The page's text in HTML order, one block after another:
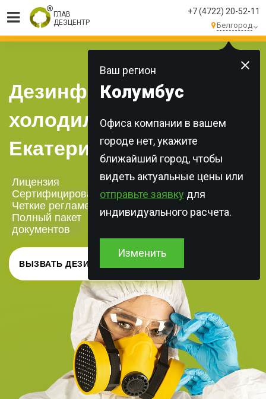
ГЛАВ
ДЕЗЦЕНТР
+7 (4722) 20-52-11
Белгород
Ваш регион
Колумбус
Офиса компании в вашем
городе нет, укажите
ближайший город, чтобы
видеть актуальные цены или
отправьте заявку для
индивидуального расчета.
Изменить
МЫ ВЫПОЛНЯЕМБОЛЕЕ 250 ЗАКАЗОВ
КАЖДЫЙ ДЕНЬ!
Дезинфекция
холодильников в
Екатеринбурге
Лицензия
Сертифицированная химия
Четкие регламенты
Полный пакет
документов
ВЫЗВАТЬ ДЕЗИНФЕКТОРА